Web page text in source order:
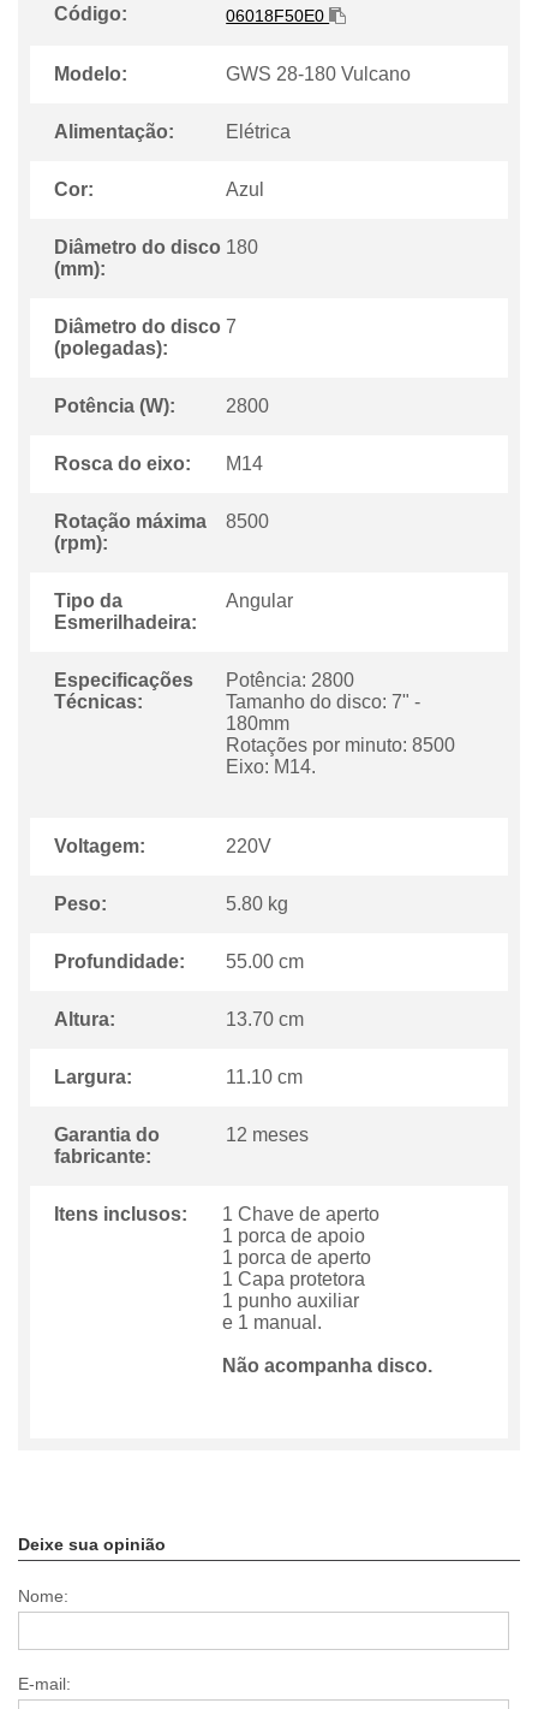
Código: 06018F50E0
Modelo: GWS 28-180 Vulcano
Alimentação: Elétrica
Cor: Azul
Diâmetro do disco
(mm):
180
Diâmetro do disco
(polegadas):
7
Potência (W): 2800
Rosca do eixo: M14
Rotação máxima
(rpm):
8500
Tipo da
Esmerilhadeira:
Angular
Especificações
Técnicas:
Potência: 2800
Tamanho do disco: 7" -
180mm
Rotações por minuto: 8500
Eixo: M14.
Voltagem: 220V
Peso: 5.80 kg
Profundidade: 55.00 cm
Altura: 13.70 cm
Largura: 11.10 cm
Garantia do
fabricante:
12 meses
Itens inclusos:
1 Chave de aperto
1 porca de apoio
1 porca de aperto
1 Capa protetora
1 punho auxiliar
e 1 manual.
Não acompanha disco.
Deixe sua opinião
Nome:
E-mail: